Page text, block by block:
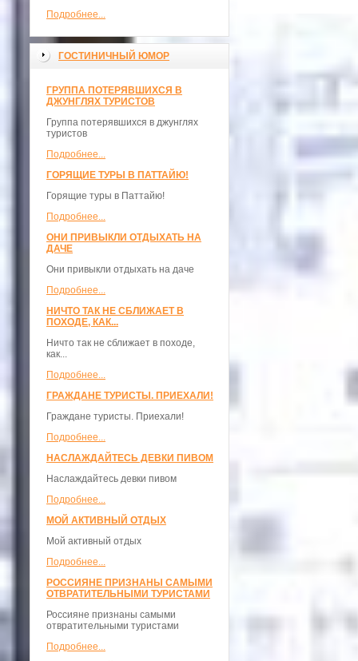
Подробнее...
ГОСТИНИЧНЫЙ ЮМОР
ГРУППА ПОТЕРЯВШИХСЯ В
ДЖУНГЛЯХ ТУРИСТОВ
Группа потерявшихся в джунглях
туристов
Подробнее...
ГОРЯЩИЕ ТУРЫ В ПАТТАЙЮ!
Горящие туры в Паттайю!
Подробнее...
ОНИ ПРИВЫКЛИ ОТДЫХАТЬ НА
ДАЧЕ
Они привыкли отдыхать на даче
Подробнее...
НИЧТО ТАК НЕ СБЛИЖАЕТ В
ПОХОДЕ, КАК...
Ничто так не сближает в походе,
как...
Подробнее...
ГРАЖДАНЕ ТУРИСТЫ. ПРИЕХАЛИ!
Граждане туристы. Приехали!
Подробнее...
НАСЛАЖДАЙТЕСЬ ДЕВКИ ПИВОМ
Наслаждайтесь девки пивом
Подробнее...
МОЙ АКТИВНЫЙ ОТДЫХ
Мой активный отдых
Подробнее...
РОССИЯНЕ ПРИЗНАНЫ САМЫМИ
ОТВРАТИТЕЛЬНЫМИ ТУРИСТАМИ
Россияне признаны самыми
отвратительными туристами
Подробнее...